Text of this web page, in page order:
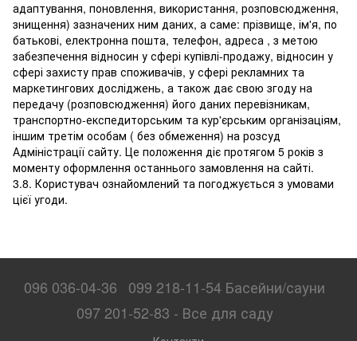
адаптування, поновлення, використання, розповсюдження,
знищення) зазначених ним даних, а саме: прізвище, ім'я, по
батькові, електронна пошта, телефон, адреса , з метою
забезпечення відносин у сфері купівлі-продажу, відносин у
сфері захисту прав споживачів, у сфері рекламних та
маркетингових досліджень, а також дає свою згоду на
передачу (розповсюдження) його даних перевізникам,
транспортно-експедиторським та кур'єрським організаціям,
іншим третім особам ( без обмеження) на розсуд
Адміністрації сайту. Це положення діє протягом 5 років з
моменту оформлення останнього замовлення на сайті.
3.8. Користувач ознайомлений та погоджується з умовами
цієї угоди.
096 036-04-36
099 218-11-54 Басейни/сауни
097 201-52-83 - Все для саду